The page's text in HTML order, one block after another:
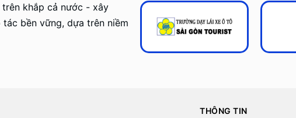
khắp cả nước - xây
bền vững, dựa trên niềm
THÔNG TIN